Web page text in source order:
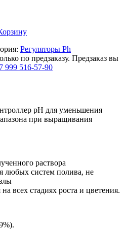
Регуляторы Ph
по предзаказу. Предзаказ вы
999 516-57-90
рН для уменьшения
при выращивания
раствора
любых систем полива, не
всех стадиях роста и цветения.